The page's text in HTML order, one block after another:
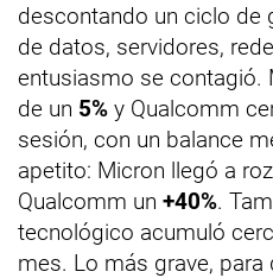
descontando un ciclo de
de datos, servidores,
entusiasmo se contagió.
de un 5% y Qualcomm
sesión, con un balance
apetito: Micron llegó a
Qualcomm un +40%.
tecnológico acumuló
mes. Lo más grave,